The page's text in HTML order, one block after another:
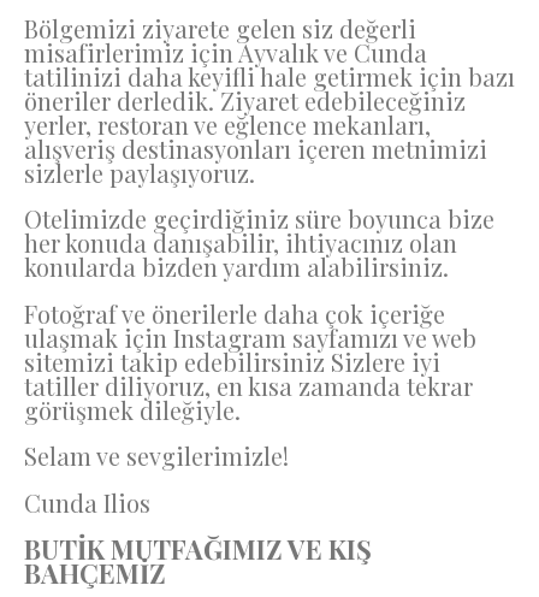
Bölgemizi ziyarete gelen siz değerli
misafirlerimiz için Ayvalık ve Cunda
tatilinizi daha keyifli hale getirmek için bazı
öneriler derledik. Ziyaret edebileceğiniz
yerler, restoran ve eğlence mekanları,
alışveriş destinasyonları içeren metnimizi
sizlerle paylaşıyoruz.
Otelimizde geçirdiğiniz süre boyunca bize
her konuda danışabilir, ihtiyacınız olan
konularda bizden yardım alabilirsiniz.
Fotoğraf ve önerilerle daha çok içeriğe
ulaşmak için Instagram sayfamızı ve web
sitemizi takip edebilirsiniz Sizlere iyi
tatiller diliyoruz, en kısa zamanda tekrar
görüşmek dileğiyle.
Selam ve sevgilerimizle!
Cunda Ilios
BUTİK MUTFAĞIMIZ VE KIŞ
BAHÇEMİZ